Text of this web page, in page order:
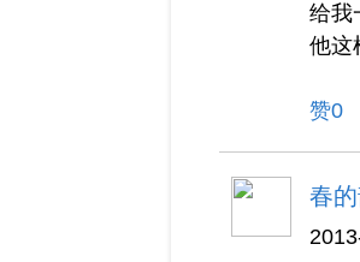
给我
他这
赞0
春